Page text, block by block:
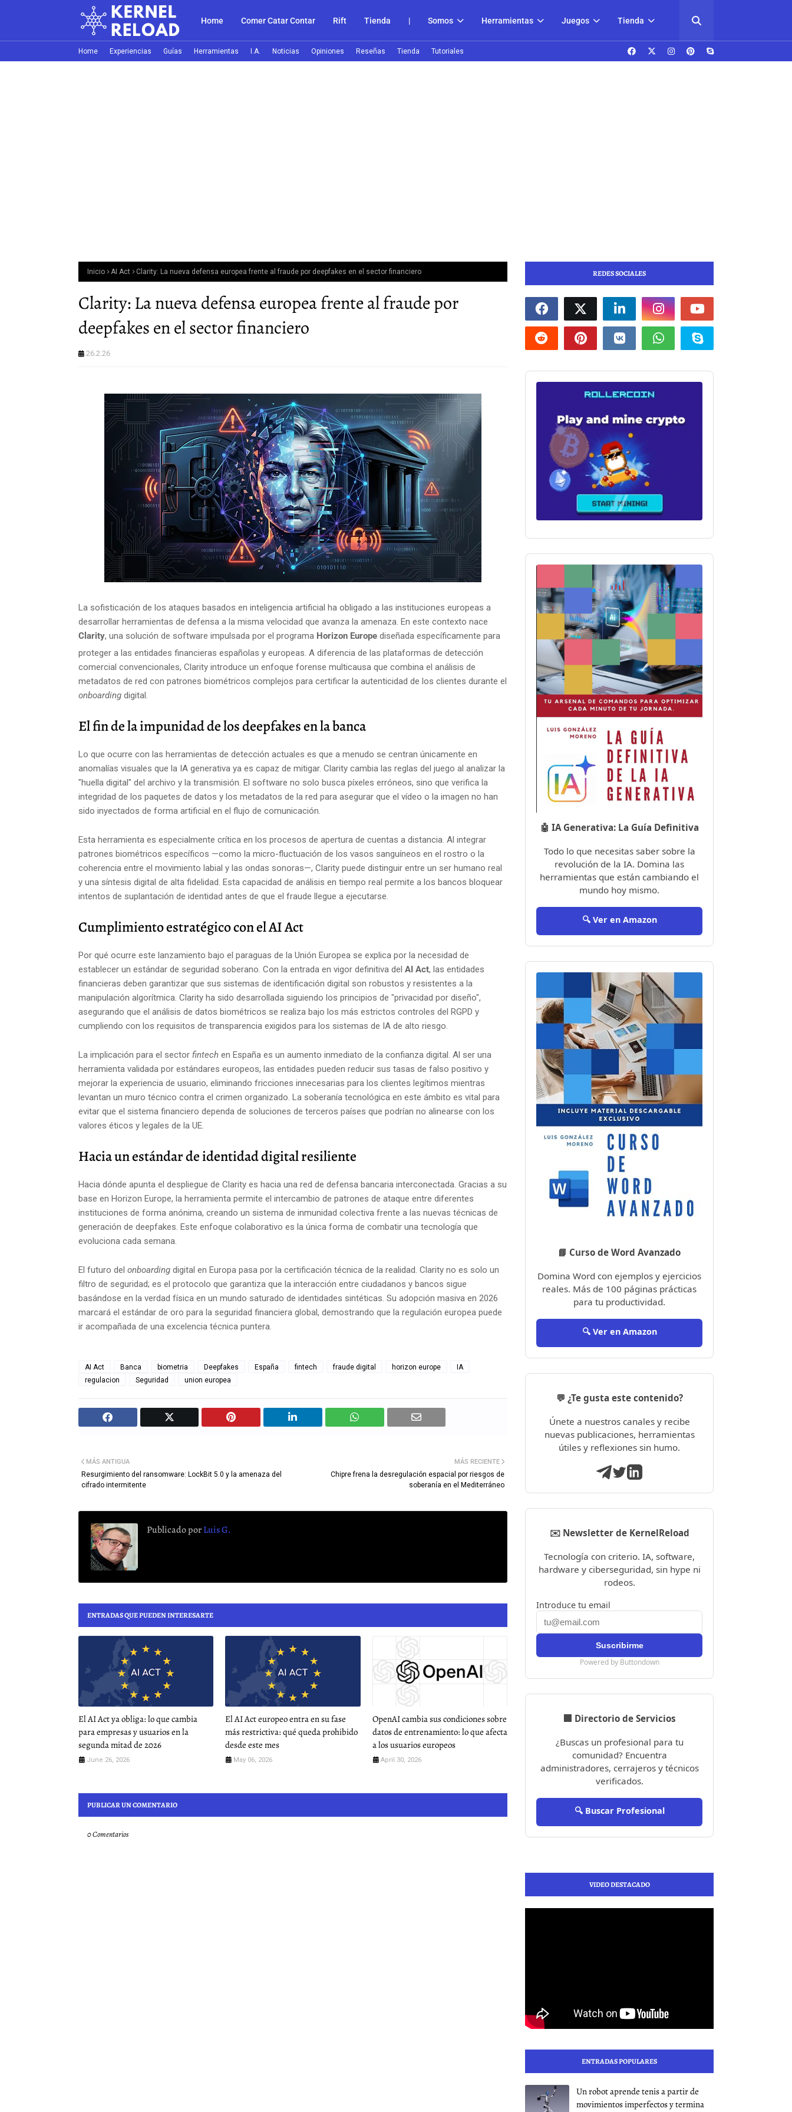
Home Comer Catar Contar Rift Tienda | Somos Herramientas Juegos Tienda
Home Experiencias Guías Herramientas I.A. Noticias Opiniones Reseñas Tienda Tutoriales
Inicio AI Act Clarity: La nueva defensa europea frente al fraude por deepfakes en el sector financiero
Clarity: La nueva defensa europea frente al fraude por
deepfakes en el sector financiero
26.2.26
La sofisticación de los ataques basados en inteligencia artificial ha obligado a las instituciones europeas a
desarrollar herramientas de defensa a la misma velocidad que avanza la amenaza. En este contexto nace
Clarity, una solución de software impulsada por el programa Horizon Europe diseñada específicamente para
proteger a las entidades financieras españolas y europeas. A diferencia de las plataformas de detección
comercial convencionales, Clarity introduce un enfoque forense multicausa que combina el análisis de
metadatos de red con patrones biométricos complejos para certificar la autenticidad de los clientes durante el
onboarding digital.
El fin de la impunidad de los deepfakes en la banca
Lo que ocurre con las herramientas de detección actuales es que a menudo se centran únicamente en
anomalías visuales que la IA generativa ya es capaz de mitigar. Clarity cambia las reglas del juego al analizar la
"huella digital" del archivo y la transmisión. El software no solo busca píxeles erróneos, sino que verifica la
integridad de los paquetes de datos y los metadatos de la red para asegurar que el vídeo o la imagen no han
sido inyectados de forma artificial en el flujo de comunicación.
Esta herramienta es especialmente crítica en los procesos de apertura de cuentas a distancia. Al integrar
patrones biométricos específicos —como la micro-fluctuación de los vasos sanguíneos en el rostro o la
coherencia entre el movimiento labial y las ondas sonoras—, Clarity puede distinguir entre un ser humano real
y una síntesis digital de alta fidelidad. Esta capacidad de análisis en tiempo real permite a los bancos bloquear
intentos de suplantación de identidad antes de que el fraude llegue a ejecutarse.
Cumplimiento estratégico con el AI Act
Por qué ocurre este lanzamiento bajo el paraguas de la Unión Europea se explica por la necesidad de
establecer un estándar de seguridad soberano. Con la entrada en vigor definitiva del AI Act, las entidades
financieras deben garantizar que sus sistemas de identificación digital son robustos y resistentes a la
manipulación algorítmica. Clarity ha sido desarrollada siguiendo los principios de "privacidad por diseño",
asegurando que el análisis de datos biométricos se realiza bajo los más estrictos controles del RGPD y
cumpliendo con los requisitos de transparencia exigidos para los sistemas de IA de alto riesgo.
La implicación para el sector fintech en España es un aumento inmediato de la confianza digital. Al ser una
herramienta validada por estándares europeos, las entidades pueden reducir sus tasas de falso positivo y
mejorar la experiencia de usuario, eliminando fricciones innecesarias para los clientes legítimos mientras
levantan un muro técnico contra el crimen organizado. La soberanía tecnológica en este ámbito es vital para
evitar que el sistema financiero dependa de soluciones de terceros países que podrían no alinearse con los
valores éticos y legales de la UE.
Hacia un estándar de identidad digital resiliente
Hacia dónde apunta el despliegue de Clarity es hacia una red de defensa bancaria interconectada. Gracias a su
base en Horizon Europe, la herramienta permite el intercambio de patrones de ataque entre diferentes
instituciones de forma anónima, creando un sistema de inmunidad colectiva frente a las nuevas técnicas de
generación de deepfakes. Este enfoque colaborativo es la única forma de combatir una tecnología que
evoluciona cada semana.
El futuro del onboarding digital en Europa pasa por la certificación técnica de la realidad. Clarity no es solo un
filtro de seguridad; es el protocolo que garantiza que la interacción entre ciudadanos y bancos sigue
basándose en la verdad física en un mundo saturado de identidades sintéticas. Su adopción masiva en 2026
marcará el estándar de oro para la seguridad financiera global, demostrando que la regulación europea puede
ir acompañada de una excelencia técnica puntera.
AI Act Banca biometria Deepfakes España fintech fraude digital horizon europe
IA
regulacion
Seguridad union europea
MÁS RECIENTE
Chipre frena la desregulación espacial por riesgos de
soberanía en el Mediterráneo
MÁS ANTIGUA
Resurgimiento del ransomware: LockBit 5.0 y la amenaza del
cifrado intermitente
Publicado porLuis G.
ENTRADAS QUE PUEDEN INTERESARTE
El AI Act ya obliga: lo que cambia
para empresas y usuarios en la
segunda mitad de 2026
June 26, 2026
El AI Act europeo entra en su fase
más restrictiva: qué queda prohibido
desde este mes
May 06, 2026
OpenAI cambia sus condiciones sobre
datos de entrenamiento: lo que afecta
a los usuarios europeos
April 30, 2026
PUBLICAR UN COMENTARIO
0 Comentarios
REDES SOCIALES
🤖 IA Generativa: La Guía Definitiva
Todo lo que necesitas saber sobre la
revolución de la IA. Domina las
herramientas que están cambiando el
mundo hoy mismo.
🔍 Ver en Amazon
📘 Curso de Word Avanzado
Domina Word con ejemplos y ejercicios
reales. Más de 100 páginas prácticas
para tu productividad.
🔍 Ver en Amazon
💬 ¿Te gusta este contenido?
Únete a nuestros canales y recibe
nuevas publicaciones, herramientas
útiles y reflexiones sin humo.
✉️ Newsletter de KernelReload
Tecnología con criterio. IA, software,
hardware y ciberseguridad, sin hype ni
rodeos.
Introduce tu email
Powered by Buttondown
🏢 Directorio de Servicios
¿Buscas un profesional para tu
comunidad? Encuentra
administradores, cerrajeros y técnicos
verificados.
🔍 Buscar Profesional
VIDEO DESTACADO
ENTRADAS POPULARES
Un robot aprende tenis a partir de
movimientos imperfectos y termina